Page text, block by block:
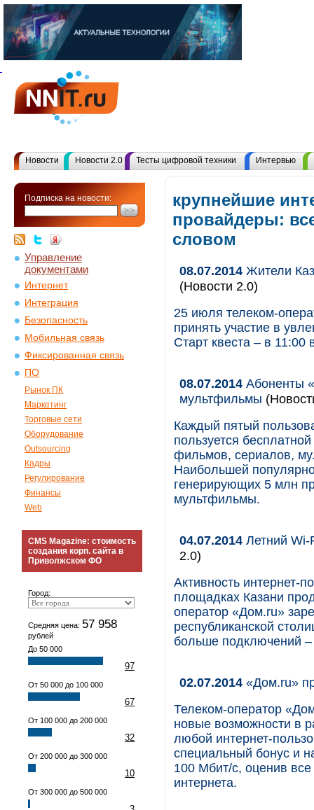
Новости Новости 2.0 Тесты цифровой техники Интервью
Подписка на новости:
Управление
документами
Интернет
Интеграция
Безопасность
Мобильная связь
Фиксированная связь
ПО
Рынок ПК
Маркетинг
Торговые сети
Оборудование
Outsourcing
Кадры
Регулирование
Финансы
Web
CMS Magazine: стоимость
создания корп. сайта в
Приволжском ФО
Город:
Средняя цена: 57 958
рублей
До 50 000
97
От 50 000 до 100 000
67
От 100 000 до 200 000
32
От 200 000 до 300 000
10
От 300 000 до 500 000
крупнейшие
провайдеры:
словом
08.07.2014 Жители
(Новости 2.0)
25 июля телеком-
принять участие в
Старт квеста – в 11:00
08.07.2014 Абоненты
мультфильмы
Каждый пятый
пользуется
фильмов, сериалов,
Наибольшей
генерирующих 5 млн
мультфильмы.
04.07.2014 Летний Wi-
2.0)
Активность интернет-
площадках Казани
оператор «Дом.ru»
республиканской
больше подключений
02.07.2014 «Дом.ru»
Телеком-оператор
новые возможности в
любой интернет-
специальный бонус и
100 Мбит/c, оценив
интернета.